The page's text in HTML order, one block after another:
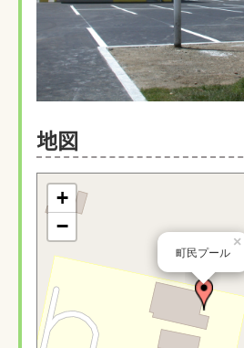
地図
町民プール
×
+
−